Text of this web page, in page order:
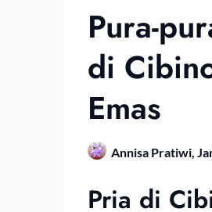
Pura-
di
Emas
Annisa Pratiwi,
Pria di